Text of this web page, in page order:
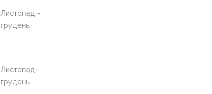
Листопад -
грудень
Листопад-
грудень